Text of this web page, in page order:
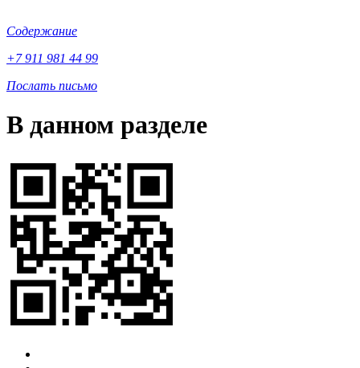
Содержание
+7 911 981 44 99
Послать письмо
В данном разделе